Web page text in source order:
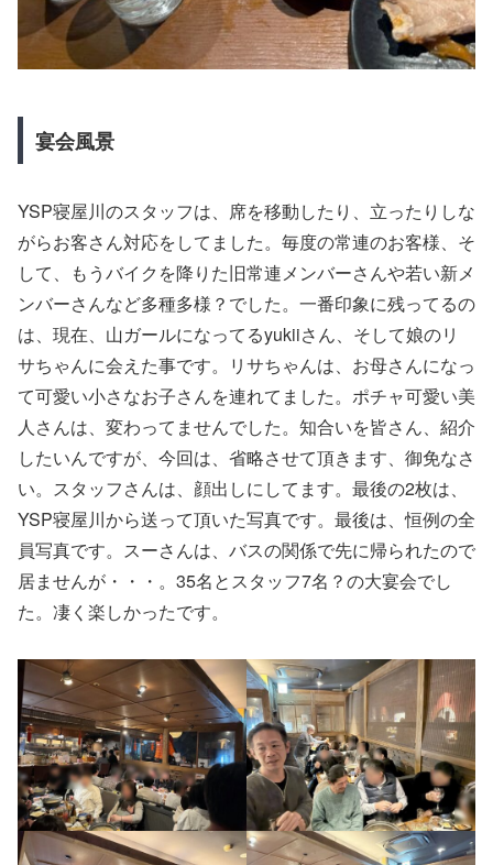
宴会風景
YSP寝屋川のスタッフは、席を移動したり、立ったりしな
がらお客さん対応をしてました。毎度の常連のお客様、そ
して、もうバイクを降りた旧常連メンバーさんや若い新メ
ンバーさんなど多種多様？でした。一番印象に残ってるの
は、現在、山ガールになってるyukiiさん、そして娘のリ
サちゃんに会えた事です。リサちゃんは、お母さんになっ
て可愛い小さなお子さんを連れてました。ポチャ可愛い美
人さんは、変わってませんでした。知合いを皆さん、紹介
したいんですが、今回は、省略させて頂きます、御免なさ
い。スタッフさんは、顔出しにしてます。最後の2枚は、
YSP寝屋川から送って頂いた写真です。最後は、恒例の全
員写真です。スーさんは、バスの関係で先に帰られたので
居ませんが・・・。35名とスタッフ7名？の大宴会でし
た。凄く楽しかったです。